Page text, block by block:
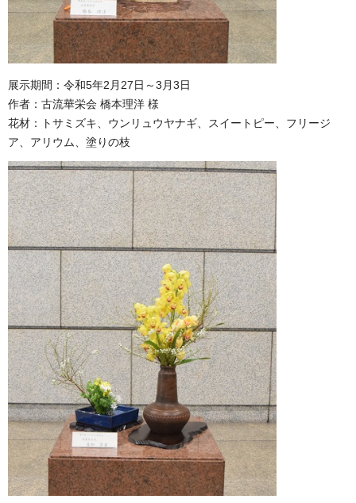
展示期間：令和5年2月27日～3月3日
作者：古流華栄会 橋本理洋 様
花材：トサミズキ、ウンリュウヤナギ、スイートピー、フリージ
ア、アリウム、塗りの枝